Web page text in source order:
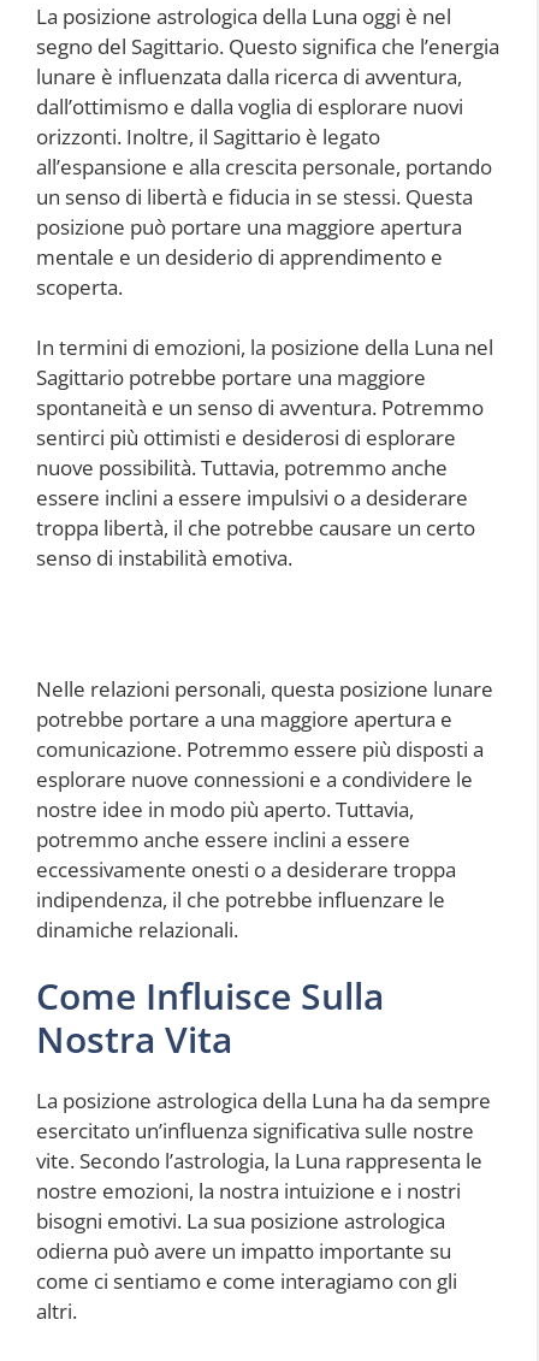
La posizione astrologica della Luna oggi è nel
segno del Sagittario. Questo significa che l’energia
lunare è influenzata dalla ricerca di avventura,
dall’ottimismo e dalla voglia di esplorare nuovi
orizzonti. Inoltre, il Sagittario è legato
all’espansione e alla crescita personale, portando
un senso di libertà e fiducia in se stessi. Questa
posizione può portare una maggiore apertura
mentale e un desiderio di apprendimento e
scoperta.
In termini di emozioni, la posizione della Luna nel
Sagittario potrebbe portare una maggiore
spontaneità e un senso di avventura. Potremmo
sentirci più ottimisti e desiderosi di esplorare
nuove possibilità. Tuttavia, potremmo anche
essere inclini a essere impulsivi o a desiderare
troppa libertà, il che potrebbe causare un certo
senso di instabilità emotiva.
Nelle relazioni personali, questa posizione lunare
potrebbe portare a una maggiore apertura e
comunicazione. Potremmo essere più disposti a
esplorare nuove connessioni e a condividere le
nostre idee in modo più aperto. Tuttavia,
potremmo anche essere inclini a essere
eccessivamente onesti o a desiderare troppa
indipendenza, il che potrebbe influenzare le
dinamiche relazionali.
Come Influisce Sulla
Nostra Vita
La posizione astrologica della Luna ha da sempre
esercitato un’influenza significativa sulle nostre
vite. Secondo l’astrologia, la Luna rappresenta le
nostre emozioni, la nostra intuizione e i nostri
bisogni emotivi. La sua posizione astrologica
odierna può avere un impatto importante su
come ci sentiamo e come interagiamo con gli
altri.